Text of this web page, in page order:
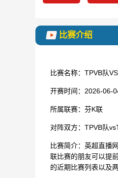
比赛介绍
比赛名称： TPVB队
开赛时间： 2026-06-
所属联赛： 芬K联
对阵双方： TPVB队
比赛简介： 英超直播
联比赛的朋友可以提
的近期比赛列表以及